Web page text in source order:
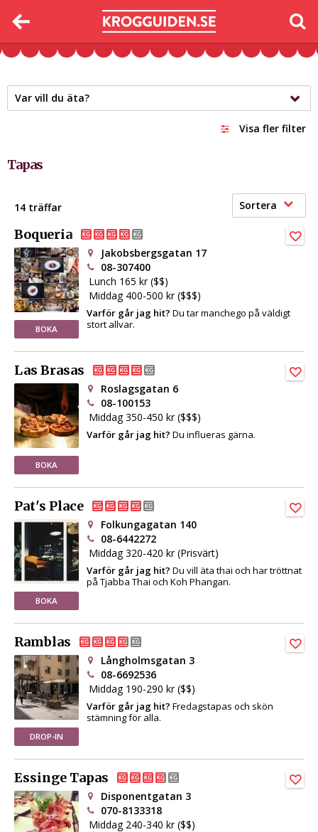
Var vill du äta?
Visa fler filter
Tapas
14 träffar Sortera
Boqueria
BOKA
Jakobsbergsgatan 17
08-307400
Lunch 165 kr ($$)
Middag 400-500 kr ($$$)
Varför går jag hit? Du tar manchego på väldigt
stort allvar.
Las Brasas
BOKA
Roslagsgatan 6
08-100153
Middag 350-450 kr ($$$)
Varför går jag hit? Du influeras gärna.
Pat's Place
BOKA
Folkungagatan 140
08-6442272
Middag 320-420 kr (Prisvärt)
Varför går jag hit? Du vill äta thai och har tröttnat
på Tjabba Thai och Koh Phangan.
Ramblas
DROP-IN
Långholmsgatan 3
08-6692536
Middag 190-290 kr ($$)
Varför går jag hit? Fredagstapas och skön
stämning för alla.
Essinge Tapas
Disponentgatan 3
070-8133318
Middag 240-340 kr ($$)